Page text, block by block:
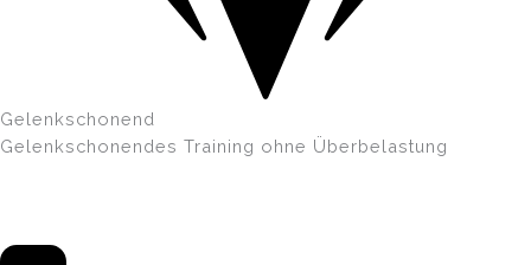
Gelenkschonend
Gelenkschonendes Training ohne Überbelastung